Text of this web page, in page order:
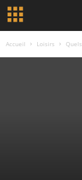
Accueil Loisirs